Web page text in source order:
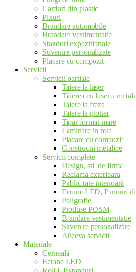
Carduri din plastic
Pixuri
Brandare automobile
Brandare vestimentatie
Standuri expozitionale
Suvenire personalizate
Placare cu compozit
Servicii
Servicii partiale
Taiere la laser
Tăierea cu laser a
Taiere la freza
Taiere la plotter
Tipar format mare
Laminare in rola
Placare cu compozit
Constructii metalice
Servicii complete
Design, stil de firma
Reclama exterioara
Publicitate interioară
Ecrane LED, Panouri
Poligrafie
Produse POSM
Brandare vestimentatie
Suvenire personalizare
Altceva servicii
Materiale
Cerneală
Ecrane LED
Roll UP standuri